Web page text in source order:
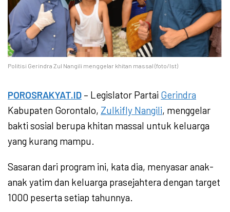
Politisi Gerindra Zul Nangili menggelar khitan massal (foto/Ist)
POROSRAKYAT.ID – Legislator Partai Gerindra
Kabupaten Gorontalo, Zulkifly Nangili, menggelar
bakti sosial berupa khitan massal untuk keluarga
yang kurang mampu.
Sasaran dari program ini, kata dia, menyasar anak-
anak yatim dan keluarga prasejahtera dengan target
1000 peserta setiap tahunnya.